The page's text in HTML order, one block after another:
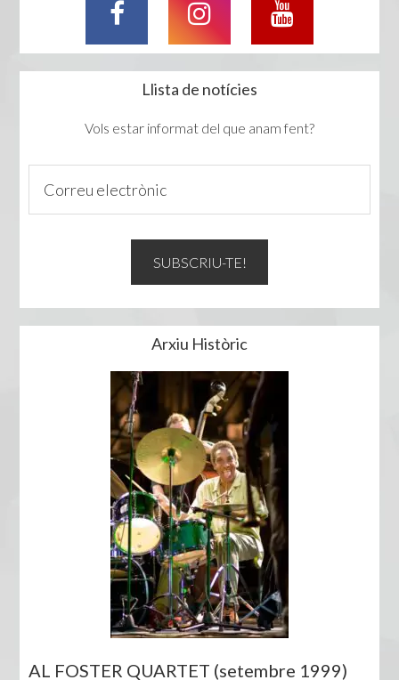
Llista de notícies
Vols estar informat del que anam fent?
Arxiu Històric
AL FOSTER QUARTET (setembre 1999)